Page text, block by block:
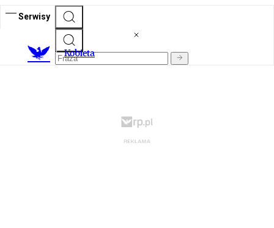
Serwisy
Kobieta